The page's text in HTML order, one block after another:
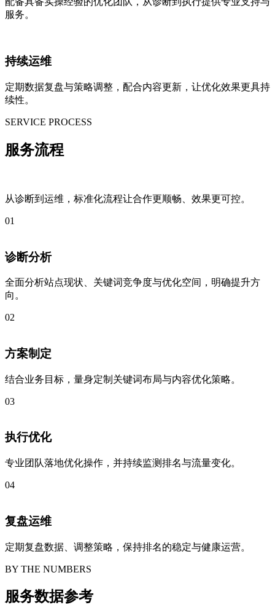
服务。
持续运维
定期数据复盘与策略调整，配合内容更新，让优化效果更具持
续性。
SERVICE PROCESS
服务流程
从诊断到运维，标准化流程让合作更顺畅、效果更可控。
01
诊断分析
全面分析站点现状、关键词竞争度与优化空间，明确提升方
向。
02
方案制定
结合业务目标，量身定制关键词布局与内容优化策略。
03
执行优化
专业团队落地优化操作，并持续监测排名与流量变化。
04
复盘运维
定期复盘数据、调整策略，保持排名的稳定与健康运营。
BY THE NUMBERS
服务数据参考